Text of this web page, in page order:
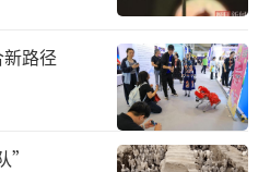
交流。在传统中国画的
方艺术的精华，以当代
花鸟画、山水人物画的
方位探索，形成奔放、
艺术风格。
路径
”